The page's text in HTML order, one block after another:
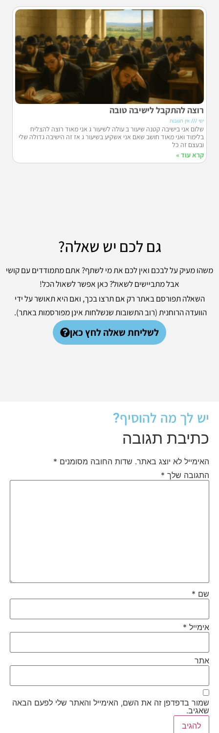
רוצה להתקבל לישיבה טובה
ישי אין תגובות
שלום אני בישיבה קטנה שיעור ב עולה לשיעור ג אני מאוד רוצה להצליח
בלימוד ואני מאוד חושב שאם אני אשקיע בשיעור ג אז זה הישיבה גדולה שלי
ובעצם זה כל
קרא עוד »
גם לכם יש שאלה?
משהו מעיק על לבכם ואין לכם את מי לשתף? אתם מתמודדים עם קושי
אבל מתביישים לשאול? כאן אפשר לשאול הכל!
השאלה תפורסם באתר רק אם תרצו בכך, ואם היא תאושר על ידי
הוועדה הרוחנית (רוב התשובות שנשלחות אינן מפורסמות באתר).
לשליחת שאלה לחץ כאן
יש לך מה להוסיף?
כתיבת תגובה
האימייל לא יוצג באתר. שדות החובה מסומנים *
התגובה שלך *
שם *
אימייל *
אתר
שמור בדפדפן זה את השם, האימייל והאתר שלי לפעם הבאה
שאגיב.